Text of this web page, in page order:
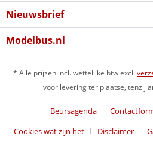
Nieuwsbrief
Modelbus.nl
* Alle prijzen incl. wettelijke btw excl.
voor levering ter plaatse, tenzij
Beursagenda
Cookies wat zijn het
Disclaimer